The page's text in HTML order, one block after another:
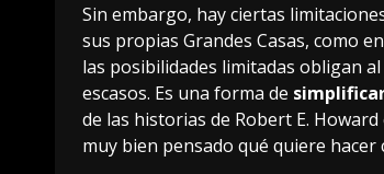
Sin embargo, hay ciertas
sus propias Grandes Casas, como
las posibilidades limitadas obligan
escasos. Es una forma de
de las historias de Robert E.
muy bien pensado qué quiere